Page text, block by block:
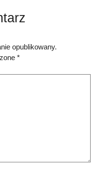
opublikowany.
*